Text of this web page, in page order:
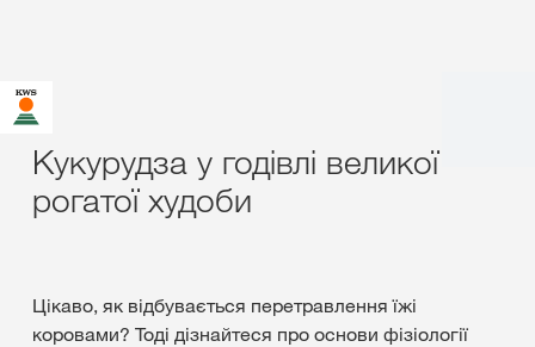
Кукурудза у годівлі великої
рогатої худоби
Цікаво, як відбувається перетравлення їжі
коровами? Тоді дізнайтеся про основи фізіології